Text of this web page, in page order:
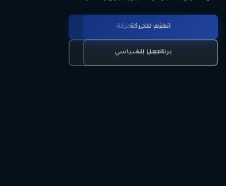
تعرّف على الحركة
برنامجنا السياسي
انضم للحركة
اتصل بنا